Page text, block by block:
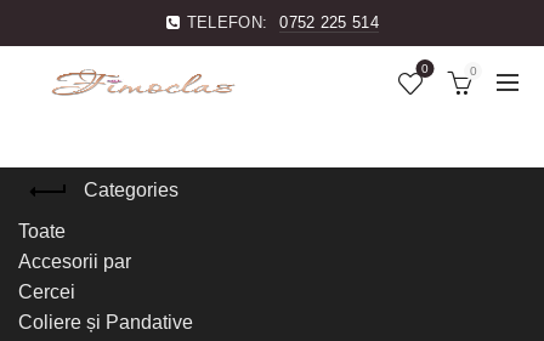
TELEFON: 0752 225 514
0 0
Categories
Toate
Accesorii par
Cercei
Coliere și Pandative